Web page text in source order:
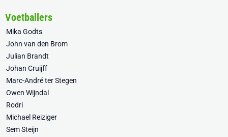
Voetballers
Mika Godts
John van den Brom
Julian Brandt
Johan Cruijff
Marc-André ter Stegen
Owen Wijndal
Rodri
Michael Reiziger
Sem Steijn